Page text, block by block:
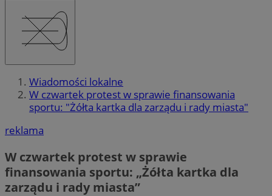
Wiadomości lokalne
W czwartek protest w sprawie finansowania
sportu: "Żółta kartka dla zarządu i rady miasta"
reklama
W czwartek protest w sprawie
finansowania sportu: „Żółta kartka dla
zarządu i rady miasta”